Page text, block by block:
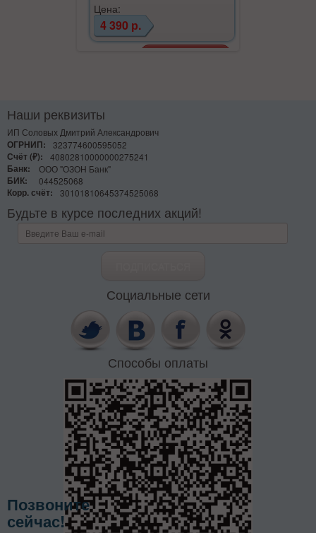
Цена:
4 390 р.
Наши реквизиты
ИП Соловых Дмитрий Александрович
ОГРНИП:
323774600595052
Счёт (₽):
40802810000000275241
Банк:
ООО "ОЗОН Банк"
БИК:
044525068
Корр. счёт:
30101810645374525068
Будьте в курсе последних акций!
Социальные сети
Способы оплаты
Позвоните
сейчас!